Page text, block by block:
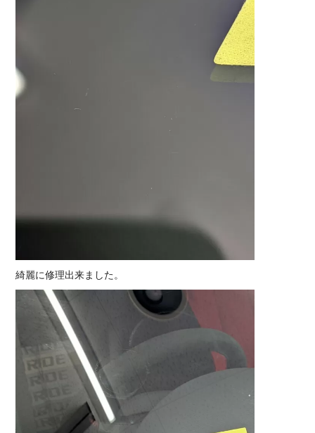
綺麗に修理出来ました。